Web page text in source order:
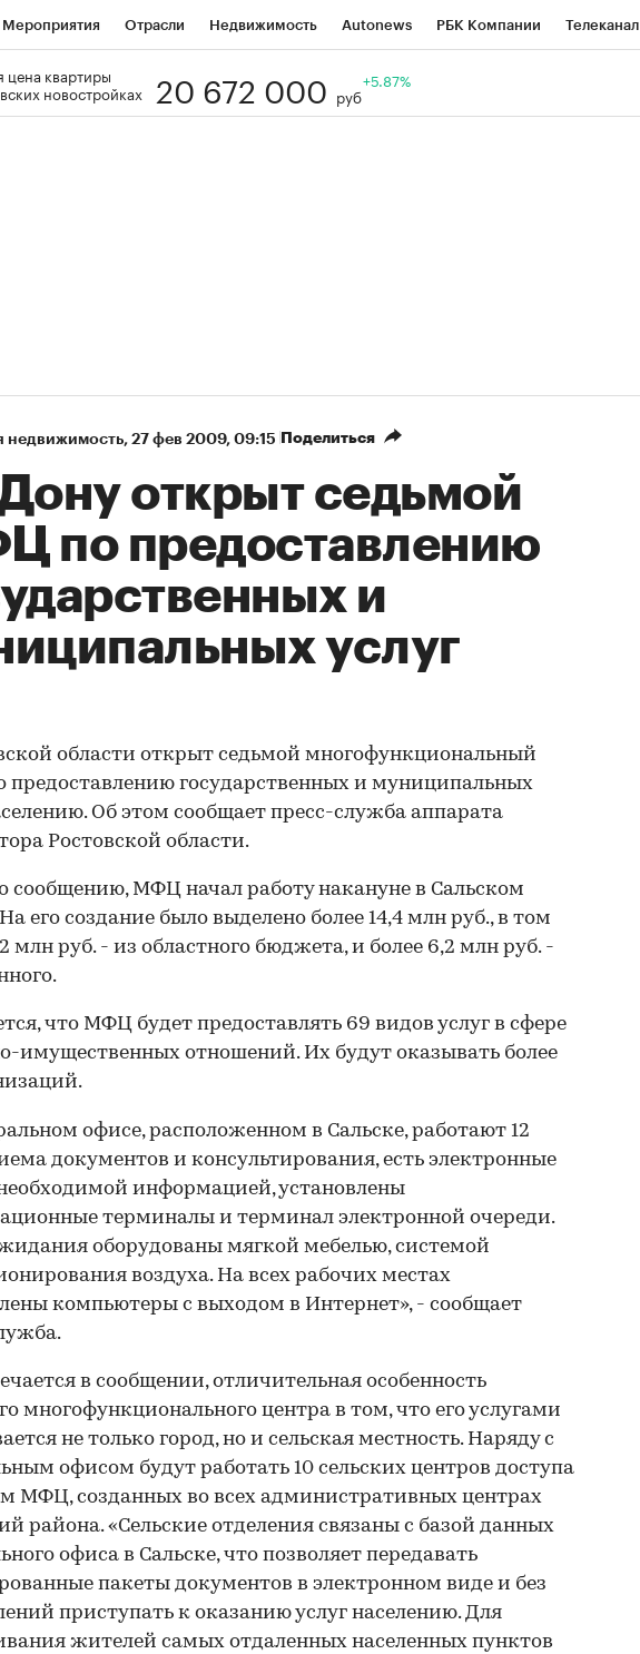
Мероприятия Отрасли Недвижимость Autonews РБК Компании Телеканал
Визионеры
цена квартиры
новостройках
20 672 000 руб
+5.87%
недвижимость⁠, 27 фев 2009, 09:15 Поделиться
открыт седьмой
по предоставлению
и
услуг
области открыт седьмой многофункциональный
предоставлению государственных и муниципальных
Об этом сообщает пресс-служба аппарата
Ростовской области.
сообщению, МФЦ начал работу накануне в Сальском
его создание было выделено более 14,4 млн руб., в том
млн руб. - из областного бюджета, и более 6,2 млн руб. -
что МФЦ будет предоставлять 69 видов услуг в сфере
имущественных отношений. Их будут оказывать более
офисе, расположенном в Сальске, работают 12
документов и консультирования, есть электронные
информацией, установлены
терминалы и терминал электронной очереди.
оборудованы мягкой мебелью, системой
воздуха. На всех рабочих местах
компьютеры с выходом в Интернет», - сообщает
в сообщении, отличительная особенность
многофункционального центра в том, что его услугами
не только город, но и сельская местность. Наряду с
офисом будут работать 10 сельских центров доступа
МФЦ, созданных во всех административных центрах
района. «Сельские отделения связаны с базой данных
офиса в Сальске, что позволяет передавать
пакеты документов в электронном виде и без
приступать к оказанию услуг населению. Для
жителей самых отдаленных населенных пунктов